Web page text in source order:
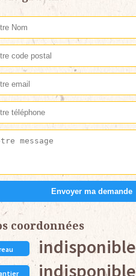
coordonnées
indisponible
indisponible